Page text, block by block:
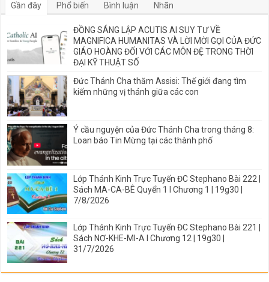
Gần đây Phổ biến Bình luận Nhãn
ĐỒNG SÁNG LẬP ACUTIS AI SUY TƯ VỀ
MAGNIFICA HUMANITAS VÀ LỜI MỜI GỌI CỦA ĐỨC
GIÁO HOÀNG ĐỐI VỚI CÁC MÔN ĐỆ TRONG THỜI
ĐẠI KỸ THUẬT SỐ
Đức Thánh Cha thăm Assisi: Thế giới đang tìm
kiếm những vị thánh giữa các con
Ý cầu nguyện của Đức Thánh Cha trong tháng 8:
Loan báo Tin Mừng tại các thành phố
Lớp Thánh Kinh Trực Tuyến ĐC Stephano Bài 222 |
Sách MA-CA-BÊ Quyển 1 I Chương 1 | 19g30 |
7/8/2026
Lớp Thánh Kinh Trực Tuyến ĐC Stephano Bài 221 |
Sách NƠ-KHE-MI-A I Chương 12 | 19g30 |
31/7/2026